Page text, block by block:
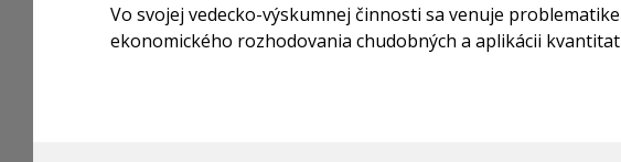
Vo svojej vedecko-výskumnej činnosti sa venuje
ekonomického rozhodovania chudobných a aplikácii